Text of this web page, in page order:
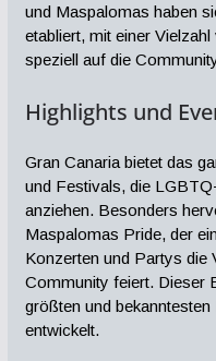
und Maspalomas haben
etabliert, mit einer
speziell auf die
Highlights und
Gran Canaria bietet das
und Festivals, die
anziehen. Besonders
Maspalomas Pride, der
Konzerten und Partys die
Community feiert. Dieser
größten und
entwickelt.